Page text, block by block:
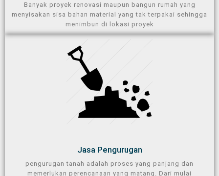
Banyak proyek renovasi maupun bangun rumah yang
menyisakan sisa bahan material yang tak terpakai sehingga
menimbun di lokasi proyek​
Jasa Pengurugan​
pengurugan tanah adalah proses yang panjang dan
memerlukan perencanaan yang matang. Dari mulai